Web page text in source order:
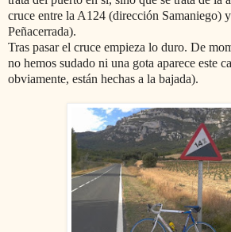
cruce entre la A124 (dirección Samaniego)
Peñacerrada).
Tras pasar el cruce empieza lo duro. De
no hemos sudado ni una gota aparece este
obviamente, están hechas a la bajada).